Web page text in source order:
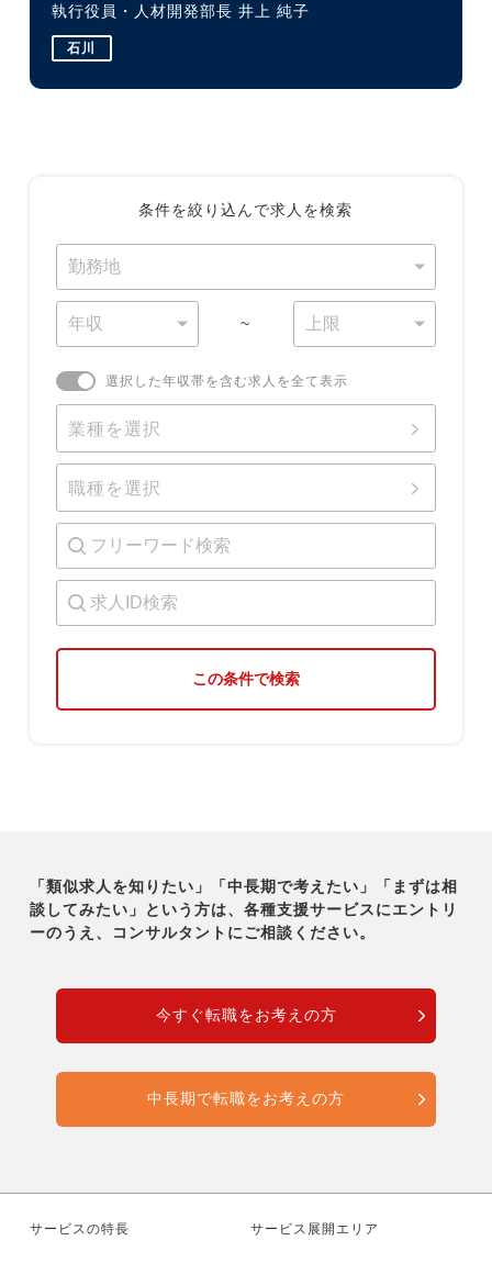
執行役員・人材開発部長 井上 純子
石川
条件を絞り込んで求人を検索
~
選択した年収帯を含む求人を全て表示
業種を選択
職種を選択
この条件で検索
「類似求人を知りたい」「中長期で考えたい」「まずは相
談してみたい」という方は、各種支援サービスにエントリ
ーのうえ、コンサルタントにご相談ください。
今すぐ転職をお考えの方
中長期で転職をお考えの方
サービスの特長 サービス展開エリア